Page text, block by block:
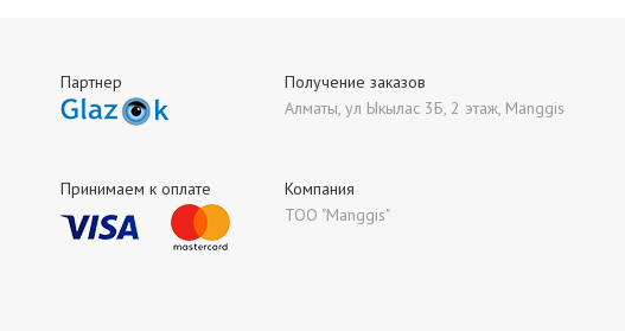
Партнер
Принимаем к оплате
Получение заказов
Алматы, ул Ыкылас 3Б, 2 этаж, Manggis
Компания
ТОО "Manggis"